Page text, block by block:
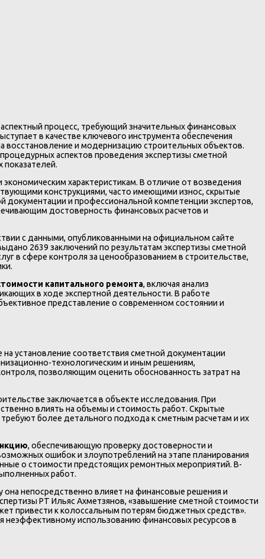
процесс, требующий значительных финансовых
в качестве ключевого инструмента обеспечения
восстановление и модернизацию строительных объектов.
аспектов проведения экспертизы сметной
показателей.
характеристикам. В отличие от возведения
конструкциями, часто имеющими износ, скрытые
документации и профессиональной компетенции экспертов,
достоверность финансовых расчетов и
с данными, опубликованными на официальном сайте
2639 заключений по результатам экспертизы сметной
в сфере контроля за ценообразованием в строительстве,
капитального ремонта, включая анализ
в ходе экспертной деятельности. В работе
представление о современном состоянии и
установление соответствия сметной документации
технологическим и иным решениям,
позволяющим оценить обоснованность затрат на
заключается в объекте исследования. При
влиять на объемы и стоимость работ. Скрытые
более детального подхода к сметным расчетам и их
, обеспечивающую проверку достоверности и
ошибок и злоупотреблений на этапе планирования
о стоимости предстоящих ремонтных мероприятий. В-
работ.
непосредственно влияет на финансовые решения и
РТ Ильяс Ахметзянов, «завышение сметной стоимости
привести к колоссальным потерям бюджетных средств».
неэффективному использованию финансовых ресурсов в